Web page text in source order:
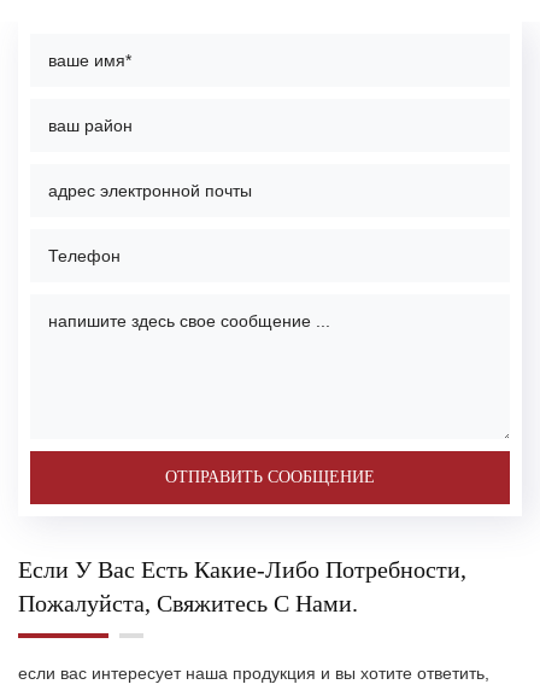
Если У Вас Есть Какие-Либо Потребности,
Пожалуйста, Свяжитесь С Нами.
если вас интересует наша продукция и вы хотите ответить,